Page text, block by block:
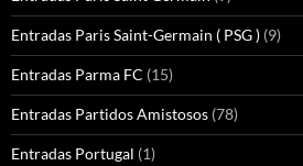
Entradas Paris Saint-Germain ( PSG ) (9)
Entradas Parma FC (15)
Entradas Partidos Amistosos (78)
Entradas Portugal (1)